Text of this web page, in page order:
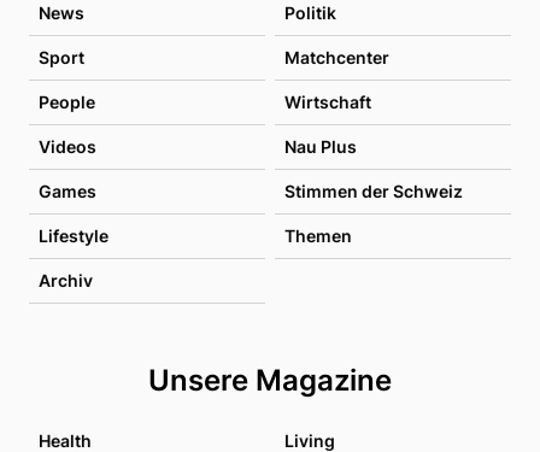
News Politik
Sport Matchcenter
People Wirtschaft
Videos Nau Plus
Games Stimmen der Schweiz
Lifestyle Themen
Archiv
Unsere Magazine
Health Living